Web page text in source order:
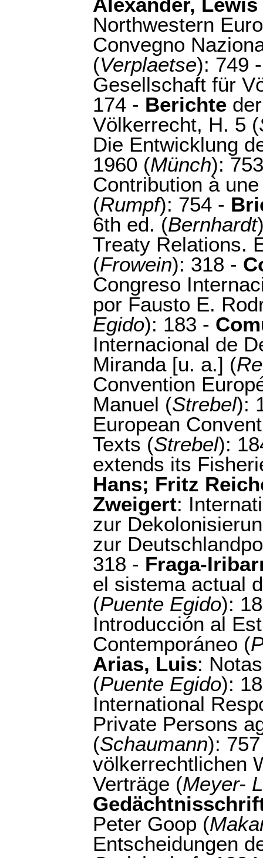
Alexander, Lewis
Northwestern
Convegno
(Verplaetse): 749
Gesellschaft für
174 - Berichte
Völkerrecht, H. 5 (
Die Entwicklung
1960 (Münch):
Contribution à
(Rumpf): 754 -
6th ed. (Bernhardt
Treaty Relations.
(Frowein): 318 -
Congreso
por Fausto E.
Egido): 183 -
Internacional de
Miranda [u. a.] (
Convention
Manuel (Strebel):
European
Texts (Strebel):
extends its
Hans; Fritz
Zweigert:
zur
zur
318 - Fraga-
el sistema actual
(Puente Egido):
Introducción al
Contemporáneo (
Arias, Luis:
(Puente Egido):
International
Private Persons
(Schaumann):
völkerrechtlichen
Verträge (Meyer-
Peter Goop (
Entscheidungen